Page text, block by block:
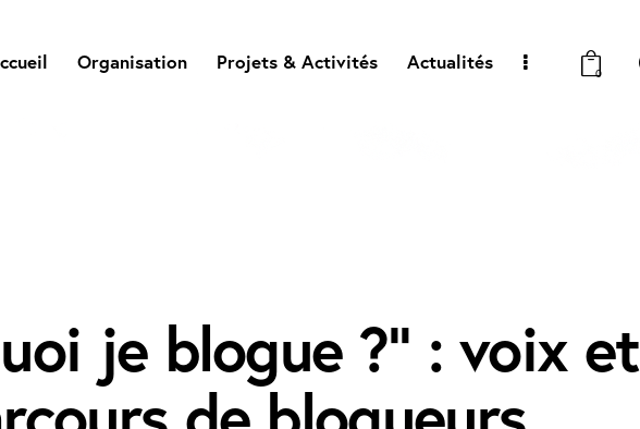
Organisation Projets & Activités Actualités 0
je blogue ?” : voix et